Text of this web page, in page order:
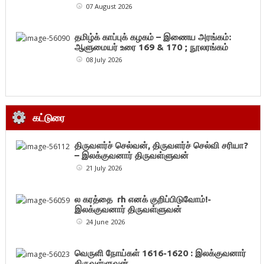
07 August 2026
தமிழ்க் காப்புக் கழகம் – இணைய அரங்கம்:
ஆளுமையர் உரை 169 & 170 ; நூலரங்கம்
08 July 2026
கட்டுரை
திருவளர்ச் செல்வன், திருவளர்ச் செல்வி சரியா?
– இலக்குவனார் திருவள்ளுவன்
21 July 2026
ல கரத்தை rh எனக் குறிப்பிடுவோம்!-
இலக்குவனார் திருவள்ளுவன்
24 June 2026
வெருளி நோய்கள் 1616-1620 : இலக்குவனார்